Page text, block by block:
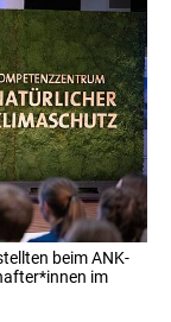
o
p
y
r
i
g
h
t
I
n
f
o
r
m
beim ANK-
im